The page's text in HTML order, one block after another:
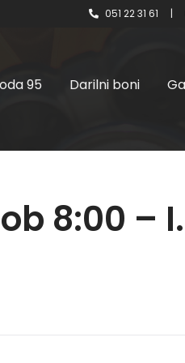
051 22 31 61 |
95 Darilni boni
8:00 – I.